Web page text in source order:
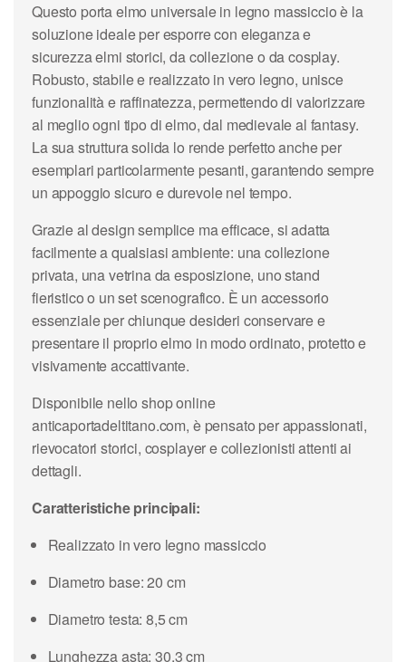
Questo porta elmo universale in legno massiccio è la
soluzione ideale per esporre con eleganza e
sicurezza elmi storici, da collezione o da cosplay.
Robusto, stabile e realizzato in vero legno, unisce
funzionalità e raffinatezza, permettendo di valorizzare
al meglio ogni tipo di elmo, dal medievale al fantasy.
La sua struttura solida lo rende perfetto anche per
esemplari particolarmente pesanti, garantendo sempre
un appoggio sicuro e durevole nel tempo.
Grazie al design semplice ma efficace, si adatta
facilmente a qualsiasi ambiente: una collezione
privata, una vetrina da esposizione, uno stand
fieristico o un set scenografico. È un accessorio
essenziale per chiunque desideri conservare e
presentare il proprio elmo in modo ordinato, protetto e
visivamente accattivante.
Disponibile nello shop online
anticaportadeltitano.com, è pensato per appassionati,
rievocatori storici, cosplayer e collezionisti attenti ai
dettagli.
Caratteristiche principali:
Realizzato in vero legno massiccio
Diametro base: 20 cm
Diametro testa: 8,5 cm
Lunghezza asta: 30,3 cm